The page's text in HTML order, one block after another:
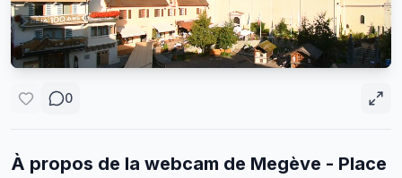
0
À propos de la webcam de Megève - Place